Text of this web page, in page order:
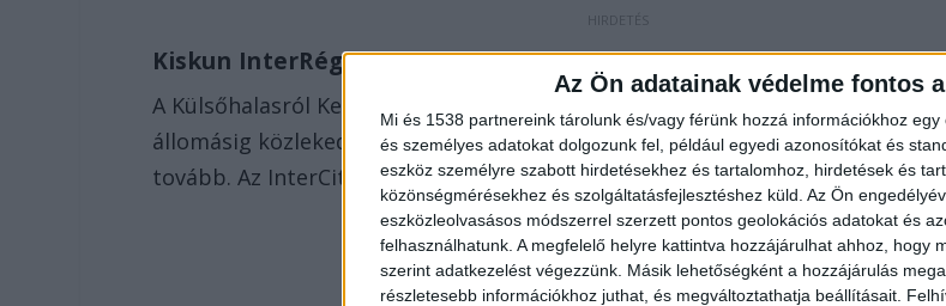
Az Ön adatainak védelme fontos
Mi és 1538 partnereink tárolunk és/vagy férünk hozzá információkhoz egy
és személyes adatokat dolgozunk fel, például egyedi azonosítókat és
eszköz személyre szabott hirdetésekhez és tartalomhoz, hirdetések és
közönségmérésekhez és szolgáltatásfejlesztéshez küld. Az Ön
eszközleolvasásos módszerrel szerzett pontos geolokációs adatokat és
felhasználhatunk. A megfelelő helyre kattintva hozzájárulhat ahhoz, hogy
szerint adatkezelést végezzünk. Másik lehetőségként a hozzájárulás
részletesebb információkhoz juthat, és megváltoztathatja beállításait.
Kiskun InterRégió
A Külsőhalasról Kecskemétre tartó Kiskun InterRégió (IR 7804) csak
állomásig közlekedik, onnan az utasok a Napfény InterCity vonattal (IC 715)
tovább. Az InterCity Kunszálláson és Városföldön is megáll.